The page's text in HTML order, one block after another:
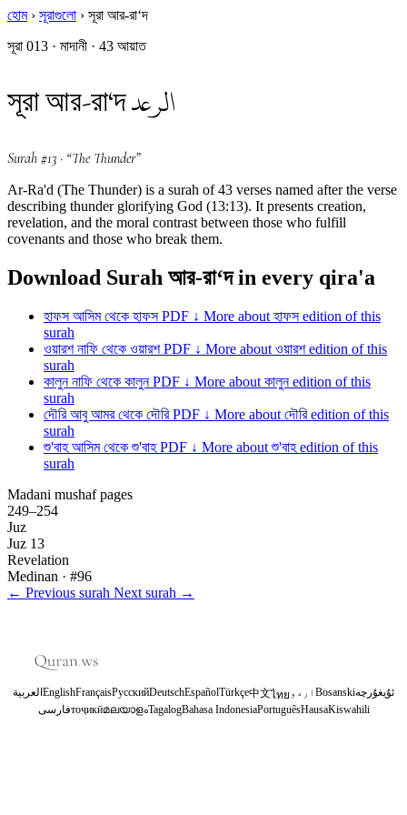
হোম › সূরাগুলো › সূরা আর-রা‘দ
সূরা 013 · মাদানী · 43 আয়াত
সূরা আর-রা‘দالرعد
Surah #13 · “The Thunder”
Ar-Ra'd (The Thunder) is a surah of 43 verses named after the verse
describing thunder glorifying God (13:13). It presents creation,
revelation, and the moral contrast between those who fulfill
covenants and those who break them.
Download Surah আর-রা‘দ in every qira'a
হাফস আসিম থেকে হাফস PDF ↓ More about হাফস edition of this
surah
ওয়ারশ নাফি থেকে ওয়ারশ PDF ↓ More about ওয়ারশ edition of this
surah
কালুন নাফি থেকে কালুন PDF ↓ More about কালুন edition of this
surah
দৌরি আবু আমর থেকে দৌরি PDF ↓ More about দৌরি edition of this
surah
শু'বাহ আসিম থেকে শু'বাহ PDF ↓ More about শু'বাহ edition of this
surah
Madani mushaf pages
249–254
Juz
Juz 13
Revelation
Medinan · #96
← Previous surah Next surah →
العربيةEnglishFrançaisРусскийDeutschEspañolTürkçe中文ไทย اردو Bosanskiئۇيغۇرچە
فارسیтоҷикӣമലയാളംTagalogBahasa IndonesiaPortuguêsHausaKiswahili